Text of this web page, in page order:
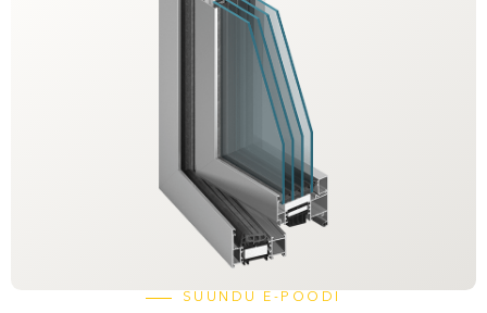
SUUNDU E-POODI